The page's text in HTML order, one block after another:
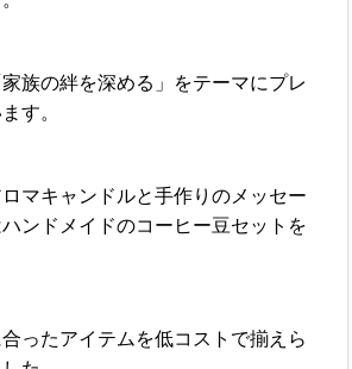
族の絆を深める」をテーマにプレ
す。
マキャンドルと手作りのメッセー
ンドメイドのコーヒー豆セットを
ったアイテムを低コストで揃えら